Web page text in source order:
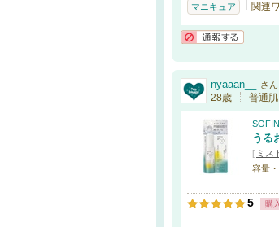
マニキュア 関連
nyaaan__ さん
28歳 普通肌
うる
[ ミス
容量
5 購